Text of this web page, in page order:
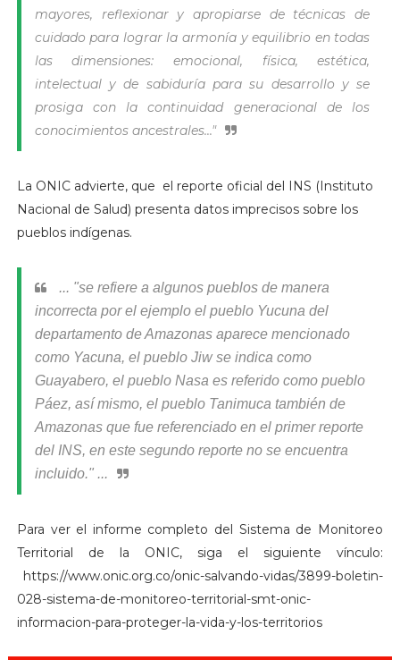
mayores, reflexionar y apropiarse de técnicas de
cuidado para lograr la armonía y equilibrio en todas
las dimensiones: emocional, física, estética,
intelectual y de sabiduría para su desarrollo y se
prosiga con la continuidad generacional de los
conocimientos ancestrales..."
La ONIC advierte, que el reporte oficial del INS (Instituto
Nacional de Salud) presenta datos imprecisos sobre los
pueblos indígenas.
... "se refiere a algunos pueblos de manera
incorrecta por el ejemplo el pueblo Yucuna del
departamento de Amazonas aparece mencionado
como Yacuna, el pueblo Jiw se indica como
Guayabero, el pueblo Nasa es referido como pueblo
Páez, así mismo, el pueblo Tanimuca también de
Amazonas que fue referenciado en el primer reporte
del INS, en este segundo reporte no se encuentra
incluido." ...
Para ver el informe completo del Sistema de Monitoreo
Territorial de la ONIC, siga el siguiente vínculo:
https://www.onic.org.co/onic-salvando-vidas/3899-boletin-
028-sistema-de-monitoreo-territorial-smt-onic-
informacion-para-proteger-la-vida-y-los-territorios